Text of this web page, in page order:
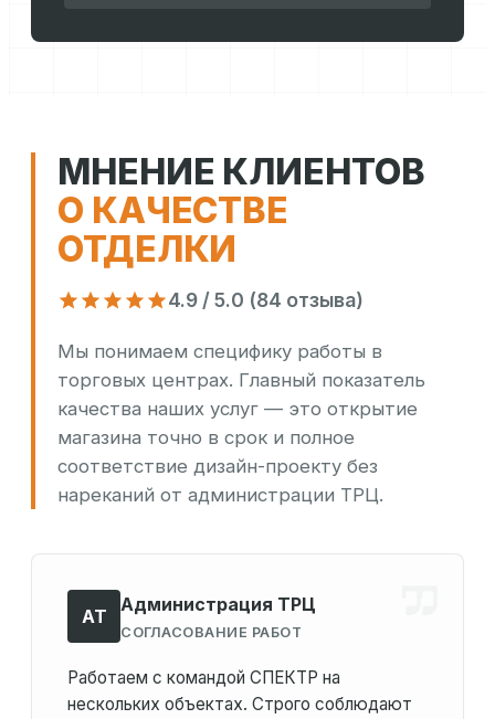
МНЕНИЕ КЛИЕНТОВ
О КАЧЕСТВЕ
ОТДЕЛКИ
4.9 / 5.0 (84 отзыва)
Мы понимаем специфику работы в
торговых центрах. Главный показатель
качества наших услуг — это открытие
магазина точно в срок и полное
соответствие дизайн-проекту без
нареканий от администрации ТРЦ.
АТ
Администрация ТРЦ
СОГЛАСОВАНИЕ РАБОТ
Работаем с командой СПЕКТР на
нескольких объектах. Строго соблюдают